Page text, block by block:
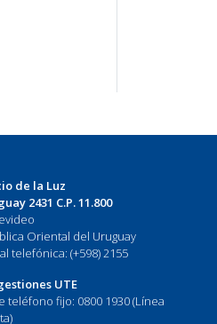
de la Luz
2431 C.P. 11.800
Oriental del Uruguay
telefónica: (+598) 2155
UTE
teléfono fijo: 0800 1930 (Línea